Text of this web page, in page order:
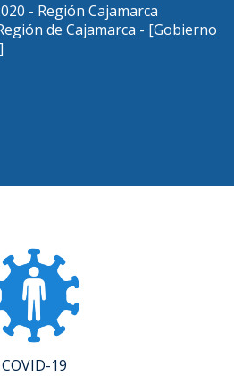
- Región Cajamarca
de Cajamarca - [Gobierno
COVID-19